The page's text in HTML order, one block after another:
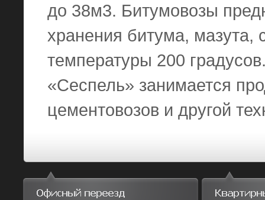
до 38м3. Битумовозы
хранения битума, мазута,
температуры 200
«Сеспель» занимается
цементовозов и другой